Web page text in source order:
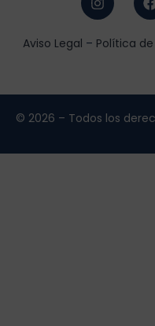
Aviso Legal – Política
© 2026 – Todos los